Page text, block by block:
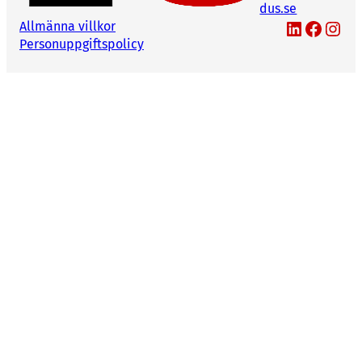
dus.se
Allmänna villkor
Personuppgiftspolicy
LinkedIn Facebook Instagram